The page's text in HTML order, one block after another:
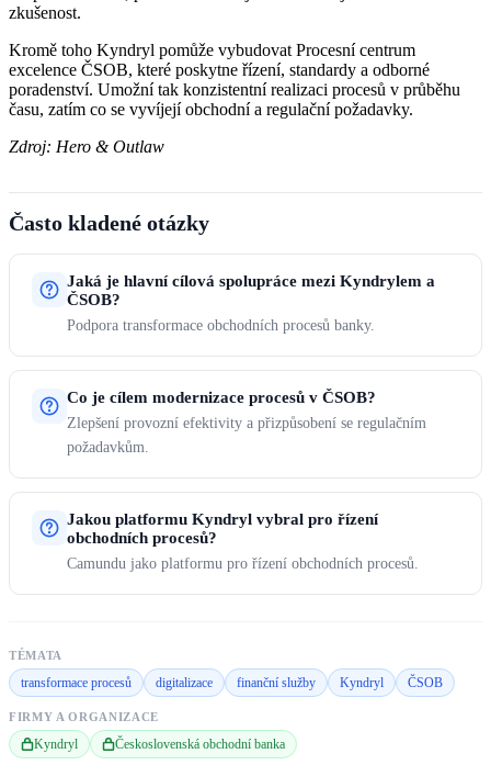
zkušenost.
Kromě toho Kyndryl pomůže vybudovat Procesní centrum
excelence ČSOB, které poskytne řízení, standardy a odborné
poradenství. Umožní tak konzistentní realizaci procesů v průběhu
času, zatím co se vyvíjejí obchodní a regulační požadavky.
Zdroj: Hero & Outlaw
Často kladené otázky
Jaká je hlavní cílová spolupráce mezi Kyndrylem a
ČSOB?
Podpora transformace obchodních procesů banky.
Co je cílem modernizace procesů v ČSOB?
Zlepšení provozní efektivity a přizpůsobení se regulačním
požadavkům.
Jakou platformu Kyndryl vybral pro řízení
obchodních procesů?
Camundu jako platformu pro řízení obchodních procesů.
TÉMATA
transformace procesů digitalizace finanční služby Kyndryl ČSOB
FIRMY A ORGANIZACE
Kyndryl Československá obchodní banka